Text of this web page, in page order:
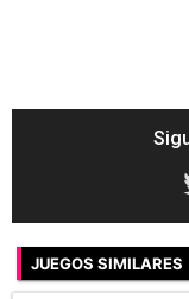
JUEGOS SIMILARES